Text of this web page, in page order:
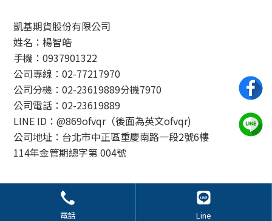
電話 Line
凱基期貨股份有限公司
姓名：楊智皓
手機：0937901322
公司專線：02-77217970
公司分機：02-23619889分機7970
公司電話：02-23619889
LINE ID：@869ofvqr（後面為英文ofvqr)
公司地址：台北市中正區重慶南路一段2號6樓
114年金管期總字第 004號
© 2024 外匯交易 All Rights Reserved.